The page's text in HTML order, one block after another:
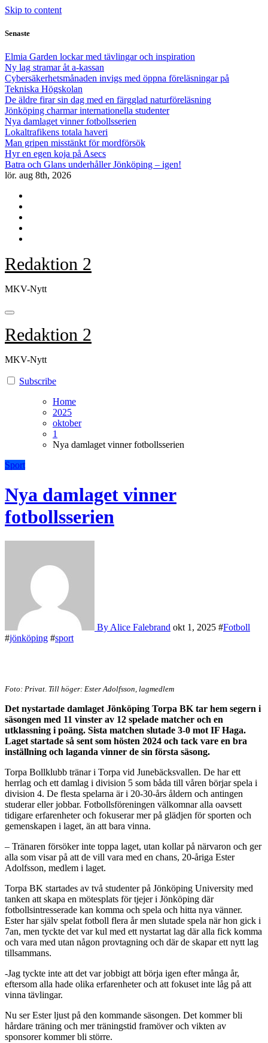
Skip to content
Senaste
Elmia Garden lockar med tävlingar och inspiration
Ny lag stramar åt a-kassan
Cybersäkerhetsmånaden invigs med öppna föreläsningar på
Tekniska Högskolan
De äldre firar sin dag med en färgglad naturföreläsning
Jönköping charmar internationella studenter
Nya damlaget vinner fotbollsserien
Lokaltrafikens totala haveri
Man gripen misstänkt för mordförsök
Hyr en egen koja på Asecs
Batra och Glans underhåller Jönköping – igen!
lör. aug 8th, 2026
Redaktion 2
MKV-Nytt
Redaktion 2
MKV-Nytt
Subscribe
Home
2025
oktober
1
Nya damlaget vinner fotbollsserien
Sport
Nya damlaget vinner
fotbollsserien
By Alice Falebrand okt 1, 2025 #Fotboll
#jönköping #sport
Foto: Privat. Till höger: Ester Adolfsson, lagmedlem
Det nystartade damlaget Jönköping Torpa BK tar hem segern i
säsongen med 11 vinster av 12 spelade matcher och en
utklassning i poäng. Sista matchen slutade 3-0 mot IF Haga.
Laget startade så sent som hösten 2024 och tack vare en bra
inställning och laganda vinner de sin första säsong.
Torpa Bollklubb tränar i Torpa vid Junebäcksvallen. De har ett
herrlag och ett damlag i division 5 som båda till våren börjar spela i
division 4. De flesta spelarna är i 20-30-års åldern och antingen
studerar eller jobbar. Fotbollsföreningen välkomnar alla oavsett
tidigare erfarenheter och fokuserar mer på glädjen för sporten och
gemenskapen i laget, än att bara vinna.
– Tränaren försöker inte toppa laget, utan kollar på närvaron och ger
alla som visar på att de vill vara med en chans, 20-åriga Ester
Adolfsson, medlem i laget.
Torpa BK startades av två studenter på Jönköping University med
tanken att skapa en mötesplats för tjejer i Jönköping där
fotbollsintresserade kan komma och spela och hitta nya vänner.
Ester har själv spelat fotboll flera år men slutade spela när hon gick i
7an, men tyckte det var kul med ett nystartat lag där alla fick komma
och vara med utan någon provtagning och där de skapar ett nytt lag
tillsammans.
-Jag tyckte inte att det var jobbigt att börja igen efter många år,
eftersom alla hade olika erfarenheter och att fokuset inte låg på att
vinna tävlingar.
Nu ser Ester ljust på den kommande säsongen. Det kommer bli
hårdare träning och mer träningstid framöver och vikten av
sponsorer kommer bli större.